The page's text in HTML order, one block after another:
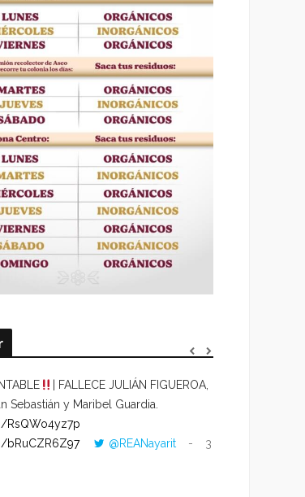
| FALLECE JULIÁN FIGUEROA,
Sebastián y Maribel Guardia.
RsQWo4yz7p
bRuCZR6Z97
@REANayarit
3